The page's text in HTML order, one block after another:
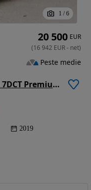
1 / 6
Hyundai Tucson 1.6 T-GDi 4WD 7DCT Premium
2019
20 500 EUR
(16 942 EUR- net)
Peste medie